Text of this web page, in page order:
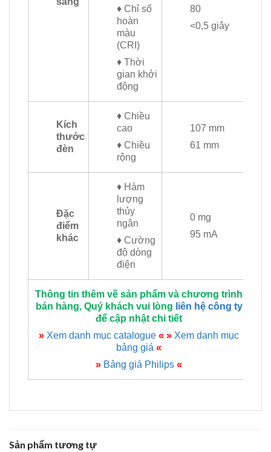
♦ Chỉ số
hoàn
màu
(CRI)
♦ Thời
gian khởi
động
80
<0,5 giây
Kích
thước
đèn
♦ Chiều
cao
♦ Chiều
rộng
107 mm
61 mm
Đặc
điểm
khác
♦ Hàm
lượng
thủy
ngân
♦ Cường
độ dòng
điện
0 mg
95 mA
Thông tin thêm về sản phẩm và chương trình
bán hàng, Quý khách vui lòng liên hệ công ty
để cập nhật chi tiết
» Xem danh mục catalogue « » Xem danh mục
bảng giá «
» Bảng giá Philips «
Sản phẩm tương tự